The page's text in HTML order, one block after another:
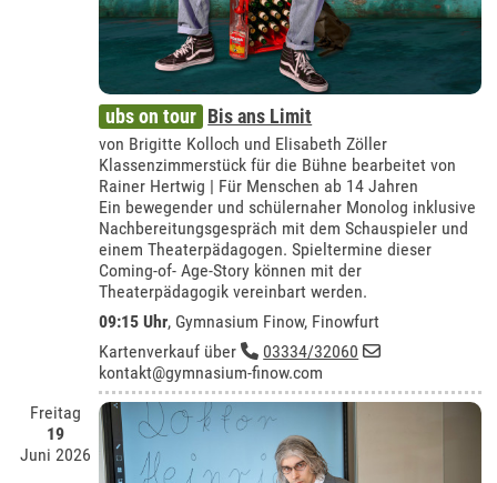
ubs on tour Bis ans Limit
von Brigitte Kolloch und Elisabeth Zöller
Klassenzimmerstück für die Bühne bearbeitet von
Rainer Hertwig | Für Menschen ab 14 Jahren
Ein bewegender und schülernaher Monolog inklusive
Nachbereitungsgespräch mit dem Schauspieler und
einem Theaterpädagogen. Spieltermine dieser
Coming-of- Age-Story können mit der
Theaterpädagogik vereinbart werden.
09:15 Uhr, Gymnasium Finow, Finowfurt
Kartenverkauf über
03334/32060
kontakt@gymnasium-finow.com
Freitag
19
Juni 2026